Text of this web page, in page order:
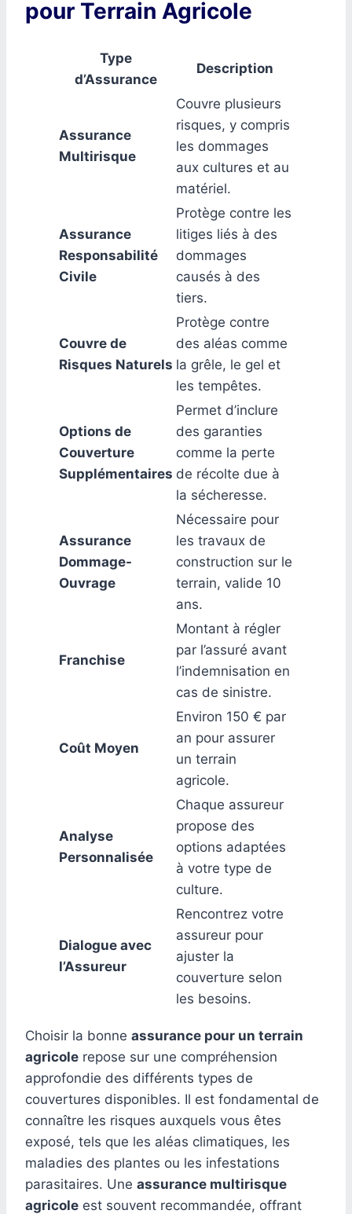
pour Terrain Agricole
Type
d’Assurance
Description
Assurance
Multirisque
Couvre plusieurs
risques, y compris
les dommages
aux cultures et au
matériel.
Assurance
Responsabilité
Civile
Protège contre les
litiges liés à des
dommages
causés à des
tiers.
Couvre de
Risques Naturels
Protège contre
des aléas comme
la grêle, le gel et
les tempêtes.
Options de
Couverture
Supplémentaires
Permet d’inclure
des garanties
comme la perte
de récolte due à
la sécheresse.
Assurance
Dommage-
Ouvrage
Nécessaire pour
les travaux de
construction sur le
terrain, valide 10
ans.
Franchise
Montant à régler
par l’assuré avant
l’indemnisation en
cas de sinistre.
Coût Moyen
Environ 150 € par
an pour assurer
un terrain
agricole.
Analyse
Personnalisée
Chaque assureur
propose des
options adaptées
à votre type de
culture.
Dialogue avec
l’Assureur
Rencontrez votre
assureur pour
ajuster la
couverture selon
les besoins.
Choisir la bonne assurance pour un terrain
agricole repose sur une compréhension
approfondie des différents types de
couvertures disponibles. Il est fondamental de
connaître les risques auxquels vous êtes
exposé, tels que les aléas climatiques, les
maladies des plantes ou les infestations
parasitaires. Une assurance multirisque
agricole est souvent recommandée, offrant